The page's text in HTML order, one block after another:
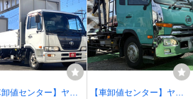
卸値センター】ヤフ
【車卸値センター】ヤフ